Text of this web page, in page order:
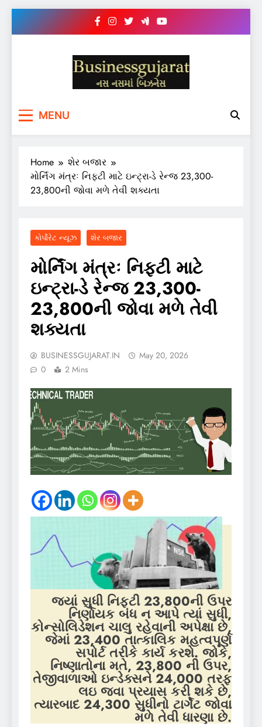
BUSINESS GUJARAT
MENU
Home
શેર બજાર
મોર્નિંગ મંત્રઃ નિફ્ટી માટે ઇન્ટ્રા-ડે રેન્જ 23,300-
23,800ની જોવા મળે તેવી શક્યતા
કોર્પોરેટ ન્યૂઝ શેર બજાર
મોર્નિંગ મંત્રઃ નિફ્ટી માટે
ઇન્ટ્રા-ડે રેન્જ 23,300-
23,800ની જોવા મળે તેવી
શક્યતા
BUSINESSGUJARAT.IN
May 20, 2026
0
2 Mins
જ્યાં સુધી નિફ્ટી 23,800ની ઉપર
નિર્ણાયક બંધ ન આપે ત્યાં સુધી,
કોન્સોલિડેશન ચાલુ રહેવાની અપેક્ષા છે,
જેમાં 23,400 તાત્કાલિક મહત્વપૂર્ણ
સપોર્ટ તરીકે કાર્ય કરશે. જોકે,
નિષ્ણાતોના મતે, 23,800 ની ઉપર,
તેજીવાળાઓ ઇન્ડેક્સને 24,000 તરફ
લઇ જવા પ્રયાસ કરી શકે છે,
ત્યારબાદ 24,300 સુધીનો ટાર્ગેટ જોવા
મળે તેવી ધારણા છે.